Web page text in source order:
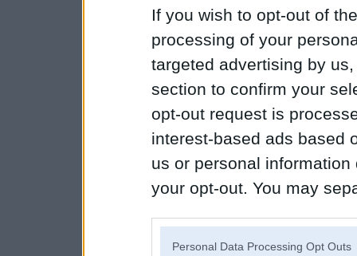
If you wish to opt-out of
processing of your
targeted advertising by
section to confirm your
opt-out request is
interest-based ads based
us or personal
your opt-out. You may
Personal Data Processing Opt Outs